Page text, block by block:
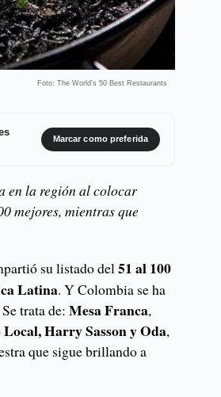
Foto: The World's 50 Best Restaurants
Marcar como preferida
en la región al colocar
mejores, mientras que
su listado del51 al 100
Latina. Y Colombia se ha
Se trata de:Mesa Franca,
Harry Sasson y Oda,
que sigue brillando a